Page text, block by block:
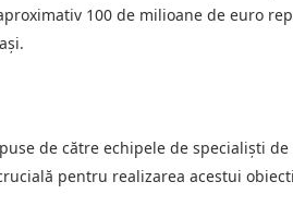
100 de milioane de euro
de către echipele de specialiști de
pentru realizarea acestui